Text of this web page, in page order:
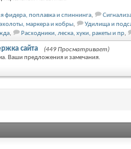
фидера, поплавка и спиннинга,
маркера и кобры, Удилища и
, Расходники, леска, хуки, ракеты и пр,
сайта
(449 Просматривает)
Ваши предложения и замечания.